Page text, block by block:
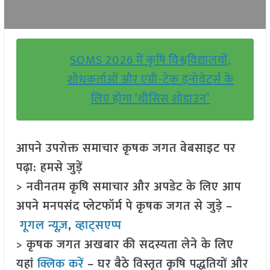
SOMS 2026 में कृषि विश्वविद्यालयों,
शोधकर्ताओं और एग्री-टेक इनोवेटर्स के
लिए होगा ‘थीसिस शोडाउन’
आपने उपरोक्त समाचार कृषक जगत वेबसाइट पर
पढ़ा: हमसे जुड़ें
> नवीनतम कृषि समाचार और अपडेट के लिए आप
अपने मनपसंद प्लेटफॉर्म पे कृषक जगत से जुड़े –
गूगल न्यूज़,व्हाट्सएप्प
> कृषक जगत अखबार की सदस्यता लेने के लिए
यहांक्लिक करें– घर बैठे विस्तृत कृषि पद्धतियों और